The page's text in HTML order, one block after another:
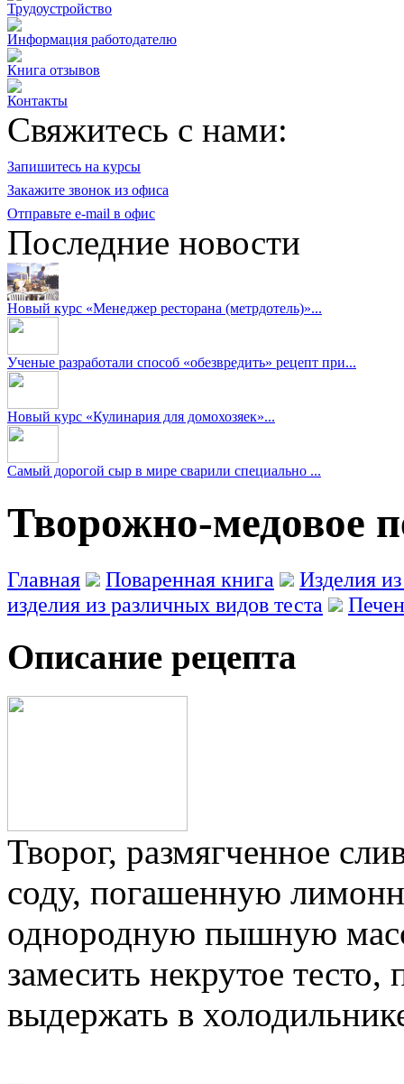
Трудоустройство
Информация работодателю
Книга отзывов
Контакты
Свяжитесь с нами:
Запишитесь на курсы
Закажите звонок из офиса
Отправьте e-mail в офис
Последние новости
Новый курс «Менеджер ресторана (метрдотель)»...
Ученые разработали способ «обезвредить» рецепт при...
Новый курс «Кулинария для домохозяек»...
Самый дорогой сыр в мире сварили специально ...
Творожно-медовое
Главная Поваренная книга
Изделия
изделия из различных видов теста
Описание рецепта
Творог, размягченное
соду, погашенную
однородную пышную
замесить некрутое
выдержать в